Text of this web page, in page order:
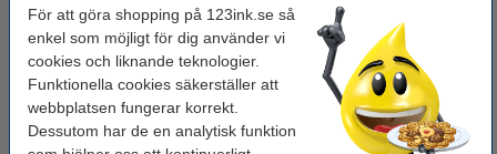
För att göra shopping på 123ink.se så
enkel som möjligt för dig använder vi
cookies och liknande teknologier.
Funktionella cookies säkerställer att
webbplatsen fungerar korrekt.
Dessutom har de en analytisk funktion
Glöm inte att beställa batterier!
123ink Xtreme Power MN1500 AA/LR6 batteri 4st